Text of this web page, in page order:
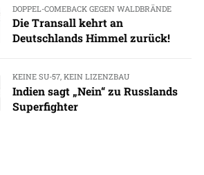
DOPPEL-COMEBACK GEGEN WALDBRÄNDE
Die Transall kehrt an
Deutschlands Himmel zurück!
KEINE SU-57, KEIN LIZENZBAU
Indien sagt „Nein“ zu Russlands
Superfighter